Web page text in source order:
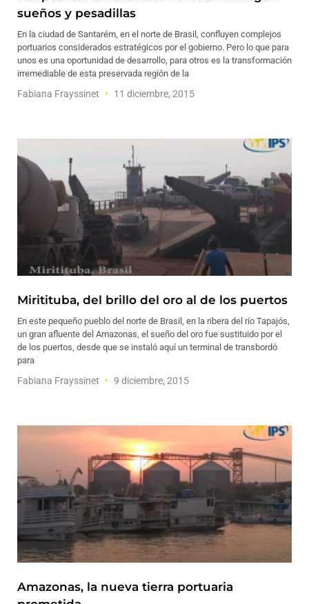
sueños y pesadillas
En la ciudad de Santarém, en el norte de Brasil, confluyen complejos
portuarios considerados estratégicos por el gobierno. Pero lo que para
unos es una oportunidad de desarrollo, para otros es la transformación
irremediable de esta preservada región de la
Fabiana Frayssinet 11 diciembre, 2015
Miritituba, del brillo del oro al de los puertos
En este pequeño pueblo del norte de Brasil, en la ribera del río Tapajós,
un gran afluente del Amazonas, el sueño del oro fue sustituido por el
de los puertos, desde que se instaló aquí un terminal de transbordó
para
Fabiana Frayssinet 9 diciembre, 2015
Amazonas, la nueva tierra portuaria